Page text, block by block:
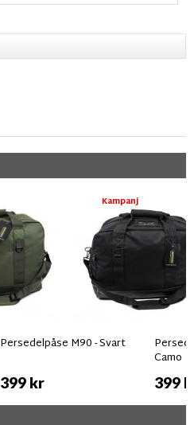
Kampanj
Persedelpåse M90 - Svart
399 kr
Camo
399